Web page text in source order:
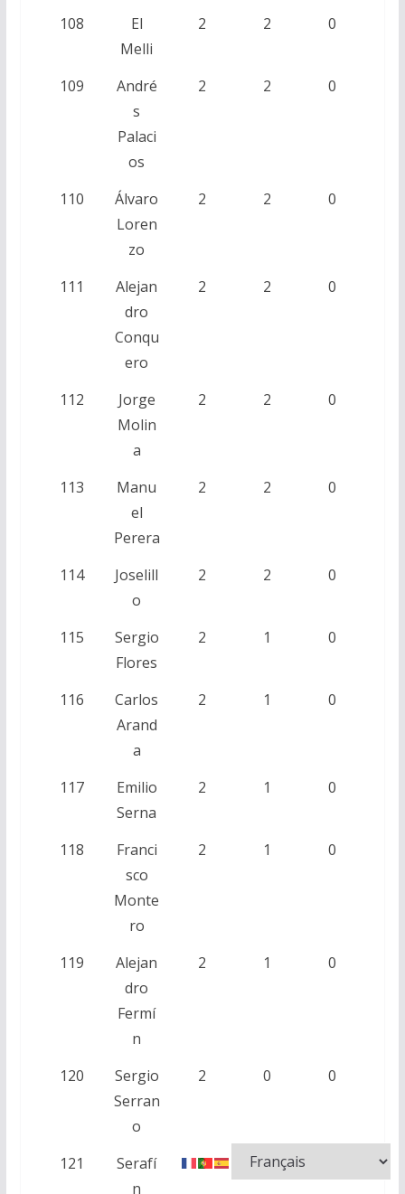
108
El
Melli
2 2 0
109
André
s
Palaci
os
2 2 0
110
Álvaro
Loren
zo
2 2 0
111
Alejan
dro
Conqu
ero
2 2 0
112
Jorge
Molin
a
2 2 0
113
Manu
el
Perera
2 2 0
114
Joselill
o
2 2 0
115
Sergio
Flores
2 1 0
116
Carlos
Arand
a
2 1 0
117
Emilio
Serna
2 1 0
118
Franci
sco
Monte
ro
2 1 0
119
Alejan
dro
Fermí
n
2 1 0
120
Sergio
Serran
o
2 0 0
121
Serafí
n
2 0